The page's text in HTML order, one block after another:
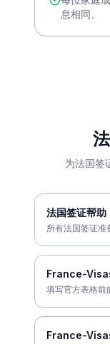
息相同。
为法国签
法国签证帮助
所有法国签证准
France-
填写官方表格前
France-